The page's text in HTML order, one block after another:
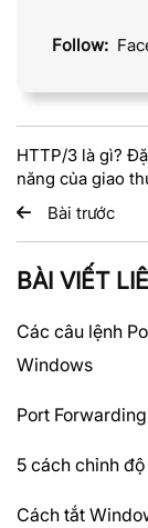
Follow:
HTTP/3 là gì?
năng của giao
Bài trước
BÀI VIẾT
Các câu lệnh
Windows
Port
5 cách chỉnh
Cách tắt